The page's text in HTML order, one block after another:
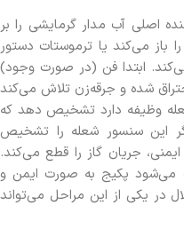
اصلی آب مدار گرمایشی را بر
باز می‌کند یا ترموستات دستور
ابتدا فن (در صورت وجود)
شده و جرقه‌زن تلاش می‌کند
وظیفه دارد تشخیص دهد که
این سنسور شعله را تشخیص
جریان گاز را قطع می‌کند.
می‌شود پکیج به صورت ایمن و
در یکی از این مراحل می‌تواند